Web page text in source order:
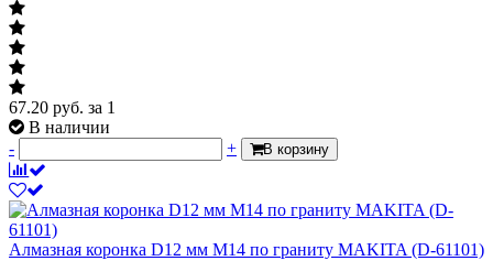
67.20 руб. за 1
В наличии
-
+ В корзину
Алмазная коронка D12 мм M14 по граниту MAKITA (D-61101)